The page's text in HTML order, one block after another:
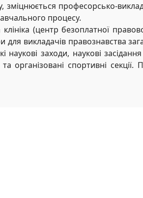
професорсько-
процесу.
(центр безоплатної
викладачів правознавства
наукові заходи, наукові
організовані спортивні